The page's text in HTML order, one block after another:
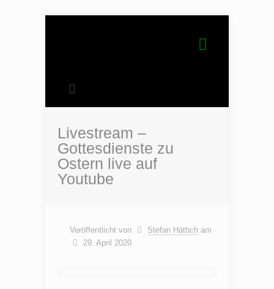
Livestream –
Gottesdienste zu
Ostern live auf
Youtube
Veröffentlicht von Stefan Hättich am
29. April 2020